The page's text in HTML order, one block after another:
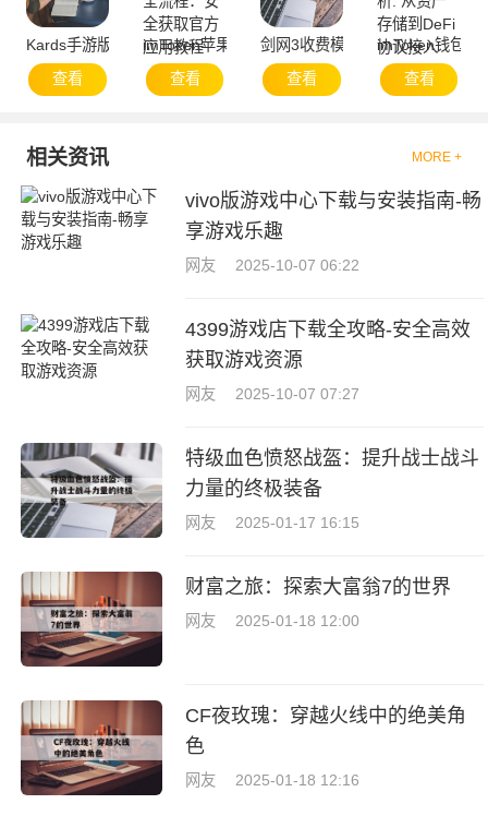
Kards手游版下载-快速安装指南与技巧分享
查看
imToken苹果版下载全流程：安全获取官方应用教
查看
剑网3收费模式解析，玩家如何合
查看
imToken钱包深
查看
相关资讯 MORE +
vivo版游戏中心下载与安装指南-畅
享游戏乐趣
网友 2025-10-07 06:22
4399游戏店下载全攻略-安全高效
获取游戏资源
网友 2025-10-07 07:27
特级血色愤怒战盔：提升战士战斗
力量的终极装备
网友 2025-01-17 16:15
财富之旅：探索大富翁7的世界
网友 2025-01-18 12:00
CF夜玫瑰：穿越火线中的绝美角
色
网友 2025-01-18 12:16